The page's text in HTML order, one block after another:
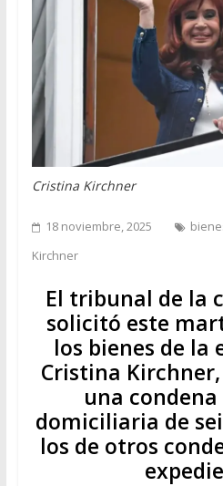
Cristina Kirchner
18 noviembre, 2025
Kirchner
El tribunal de la
solicitó este
los bienes de la
Cristina
una
domiciliaria de
los de otros